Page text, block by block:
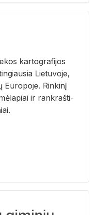
kar­to­gra­fi­jos
Lie­tu­vo­je,
Eu­ro­po­je. Rin­ki­nį
ir rank­raš­ti­